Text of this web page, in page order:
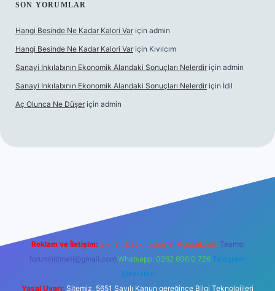
SON YORUMLAR
Hangi Besinde Ne Kadar Kalori Var için admin
Hangi Besinde Ne Kadar Kalori Var için Kıvılcım
Sanayi Inkılabının Ekonomik Alandaki Sonuçları Nelerdir için admin
Sanayi Inkılabının Ekonomik Alandaki Sonuçları Nelerdir için İdil
Aç Olunca Ne Düşer için admin
Reklam ve İletişim: E-mail: backlinkpaneli@gmail.com Teams:
forumhizmeti@gmail.com Whatsapp: 0262 606 0 726 Telegram:
@karabul
Yasal Uyarı: Sitemiz, 5651 Sayılı Kanun gereğince Bilgi Teknolojileri